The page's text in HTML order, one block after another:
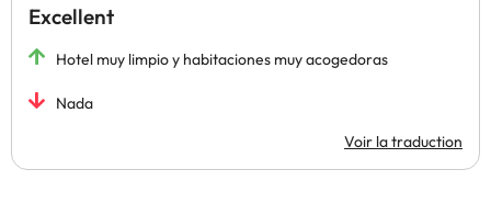
Excellent
Hotel muy limpio y habitaciones muy acogedoras
Nada
Voir la traduction